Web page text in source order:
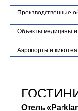
Производственные
Объекты медицины и
Аэропорты и
Отель